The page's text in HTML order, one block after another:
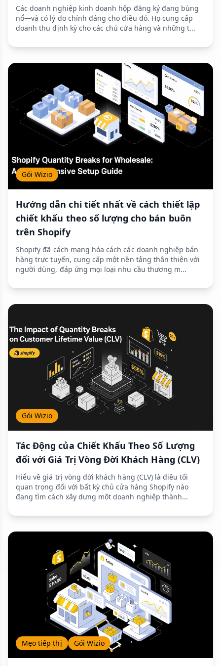
Các doanh nghiệp kinh doanh hộp đăng ký đang bùng
nổ—và có lý do chính đáng cho điều đó. Họ cung cấp
doanh thu định kỳ cho các chủ cửa hàng và những t...
Gói Wizio
Hướng dẫn chi tiết nhất về cách thiết lập
chiết khấu theo số lượng cho bán buôn
trên Shopify
Shopify đã cách mạng hóa cách các doanh nghiệp bán
hàng trực tuyến, cung cấp một nền tảng thân thiện với
người dùng, đáp ứng mọi loại nhu cầu thương m...
Gói Wizio
Tác Động của Chiết Khấu Theo Số Lượng
đối với Giá Trị Vòng Đời Khách Hàng (CLV)
Hiểu về giá trị vòng đời khách hàng (CLV) là điều tối
quan trọng đối với bất kỳ chủ cửa hàng Shopify nào
đang tìm cách xây dựng một doanh nghiệp thành...
Mẹo tiếp thị Gói Wizio